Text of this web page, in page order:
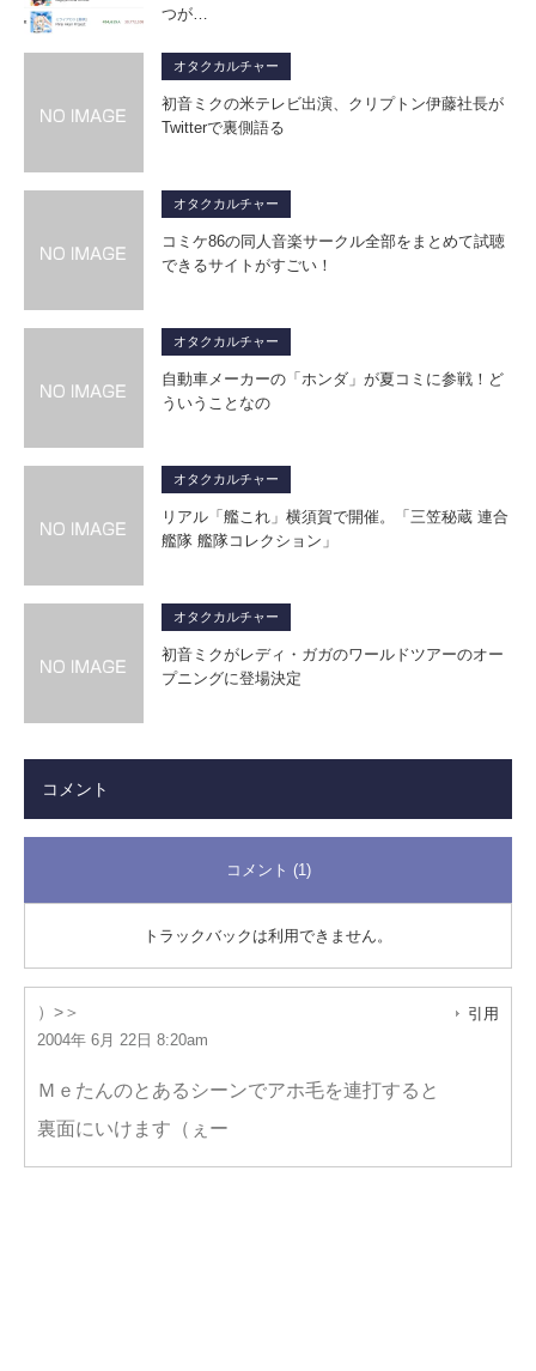
つが…
オタクカルチャー
初音ミクの米テレビ出演、クリプトン伊藤社長が
Twitterで裏側語る
オタクカルチャー
コミケ86の同人音楽サークル全部をまとめて試聴
できるサイトがすごい！
オタクカルチャー
自動車メーカーの「ホンダ」が夏コミに参戦！ど
ういうことなの
オタクカルチャー
リアル「艦これ」横須賀で開催。「三笠秘蔵 連合
艦隊 艦隊コレクション」
オタクカルチャー
初音ミクがレディ・ガガのワールドツアーのオー
プニングに登場決定
コメント
コメント (1)
トラックバックは利用できません。
）>＞
2004年 6月 22日 8:20am
引用
Ｍｅたんのとあるシーンでアホ毛を連打すると
裏面にいけます（ぇー